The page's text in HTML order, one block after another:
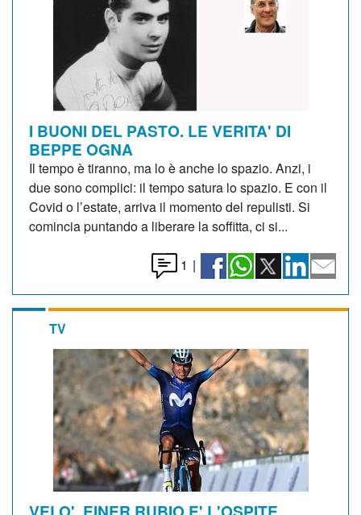
I BUONI DEL PASTO. LE VERITA' DI
BEPPE OGNA
Il tempo è tiranno, ma lo è anche lo spazio. Anzi, i
due sono complici: il tempo satura lo spazio. E con il
Covid o l’estate, arriva il momento del repulisti. Si
comincia puntando a liberare la soffitta, ci si...
1 |
TV